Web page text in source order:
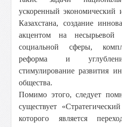
ускоренный экономический
Казахстана, создание
акцентом на несырьевой
социальной сферы,
реформа и
стимулирование развития
общества.
Помимо этого, следует
существует
которого является